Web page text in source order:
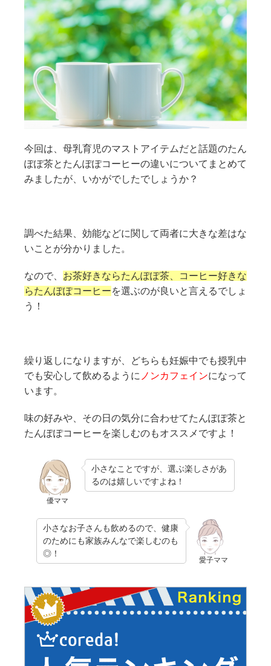
今回は、母乳育児のマストアイテムだと話題のたん
ぽぽ茶とたんぽぽコーヒーの違いについてまとめて
みましたが、いかがでしたでしょうか？
調べた結果、効能などに関して両者に大きな差はな
いことが分かりました。
なので、 お茶好きならたんぽぽ茶、コーヒー好きな
らたんぽぽコーヒーを選ぶのが良いと言えるでしょ
う！
繰り返しになりますが、どちらも妊娠中でも授乳中
でも安心して飲めるように ノンカフェインになって
います。
味の好みや、その日の気分に合わせてたんぽぽ茶と
たんぽぽコーヒーを楽しむのもオススメですよ！
優ママ
小さなことですが、選ぶ楽しさがあ
るのは嬉しいですよね！
愛子ママ
小さなお子さんも飲めるので、健康
のためにも家族みんなで楽しむのも
◎！